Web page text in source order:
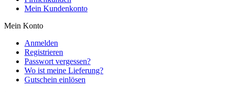
Mein Kundenkonto
Mein Konto
Anmelden
Registrieren
Passwort vergessen?
Wo ist meine Lieferung?
Gutschein einlösen